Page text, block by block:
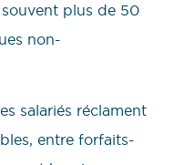
plus de 50
non-
salariés réclament
entre forfaits-